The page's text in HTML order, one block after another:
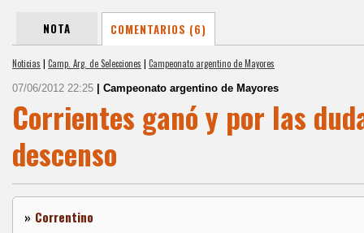
NOTA COMENTARIOS (6)
Noticias | Camp. Arg. de Selecciones | Campeonato argentino de Mayores
07/06/2012 22:25 | Campeonato argentino de Mayores
Corrientes ganó y por las
descenso
» Correntino